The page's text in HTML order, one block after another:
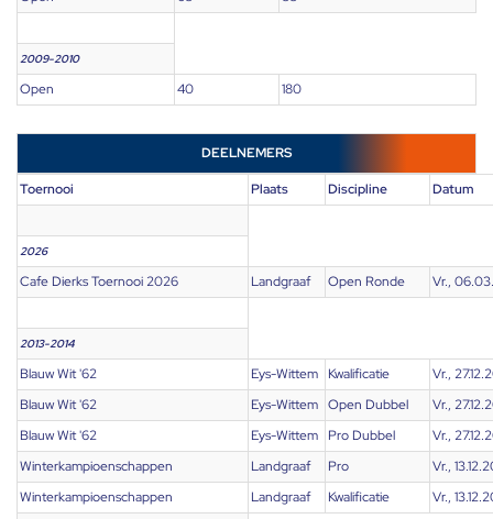
2009-2010
Open 40 180
DEELNEMERS
Toernooi Plaats Discipline Datum
2026
Cafe Dierks Toernooi 2026 Landgraaf Open Ronde Vr.,
2013-2014
Blauw Wit '62 Eys-Wittem Kwalificatie
Vr.,
Blauw Wit '62
Eys-Wittem Open Dubbel
Vr.,
Blauw Wit '62
Eys-Wittem Pro Dubbel
Vr.,
Winterkampioenschappen
Landgraaf Pro
Vr.,
Winterkampioenschappen
Landgraaf Kwalificatie Vr.,